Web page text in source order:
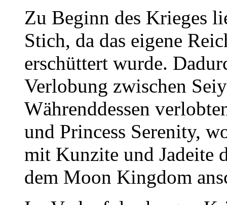
Zu Beginn des Krieges
Stich, da das eigene
erschüttert wurde.
Verlobung zwischen
Währenddessen
und Princess Serenity,
mit Kunzite und Jadeite
dem Moon Kingdom